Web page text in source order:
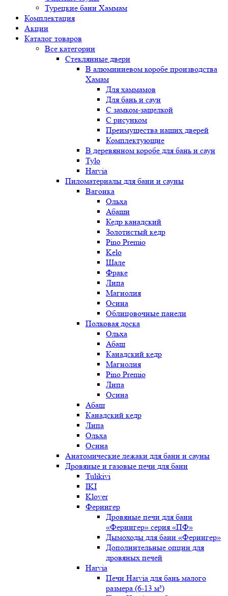
Турецкие бани Хаммам
Комплектация
Акции
Каталог товаров
Все категории
Стеклянные двери
В алюминиевом коробе производства
Хамам
Для хаммамов
Для бань и саун
С замком-защелкой
С рисунком
Преимущества наших дверей
Комплектующие
В деревянном коробе для бань и саун
Tylo
Harvia
Пиломатериалы для бани и сауны
Вагонка
Ольха
Абаши
Кедр канадский
Золотистый кедр
Pino Premio
Kelo
Шале
Фраке
Липа
Магнолия
Осина
Облицовочные панели
Полковая доска
Ольха
Абаш
Канадский кедр
Магнолия
Pino Premio
Липа
Осина
Абаш
Канадский кедр
Липа
Ольха
Осина
Анатомические лежаки для бани и сауны
Дровяные и газовые печи для бани
Tulikivi
IKI
Klover
Ферингер
Дровяные печи для бани
«Ферингер» серия «ПФ»
Дымоходы для бани «Ферингер»
Дополнительные опции для
дровяных печей
Harvia
Печи Harvia для бань малого
размера (6-13 м³)